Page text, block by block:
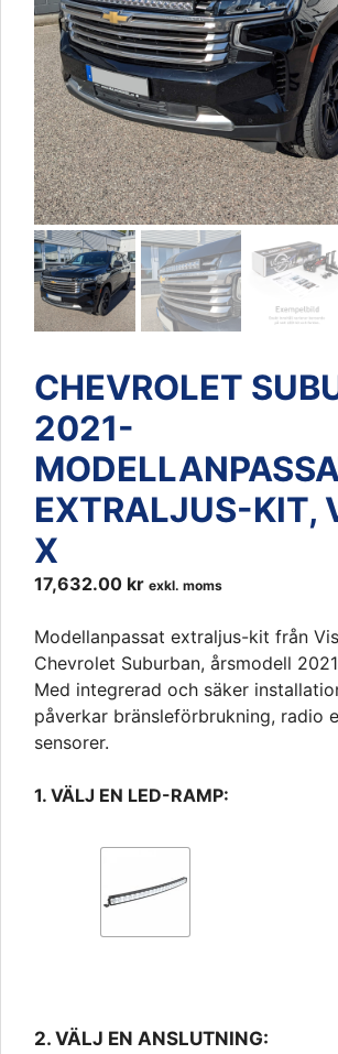
CHEVROLET
2021-
EXTRALJUS-KIT,
X
17,632.00 kr exkl. moms
Modellanpassat extraljus-kit från
Chevrolet Suburban, årsmodell
Med integrerad och säker
påverkar bränsleförbrukning, radio
sensorer.
1. VÄLJ EN LED-RAMP:
2. VÄLJ EN ANSLUTNING: